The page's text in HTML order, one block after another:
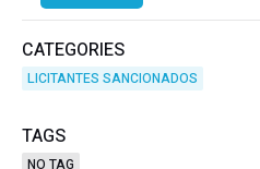
CATEGORIES
LICITANTES SANCIONADOS
TAGS
NO TAG